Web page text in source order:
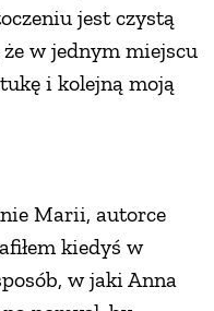
jest czystą
w jednym miejscu
i kolejną moją
Marii, autorce
kiedyś w
w jaki Anna